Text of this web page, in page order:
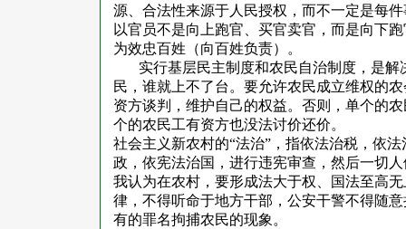
源、合法性来源于人民授权，而不一定是每
以官员不是向上跑官、买官卖官，而是向下
为效忠百姓（向百姓负责）。
实行基层民主制度和农民自治制度，是
民，谁就上不了台。要允许农民成立维权的
资方谈判，维护自己的权益。否则，单个的
个的农民工有资方也没法讨价还价。
社会主义新农村的“法治”，指依法治税，依
政，依宪法治国，进行违宪审查，然后一切
我认为在农村，要形成法大于权、国法至高
律，不得听命于地方干部，公安干警不得随
有的罪名拘捕农民的现象。